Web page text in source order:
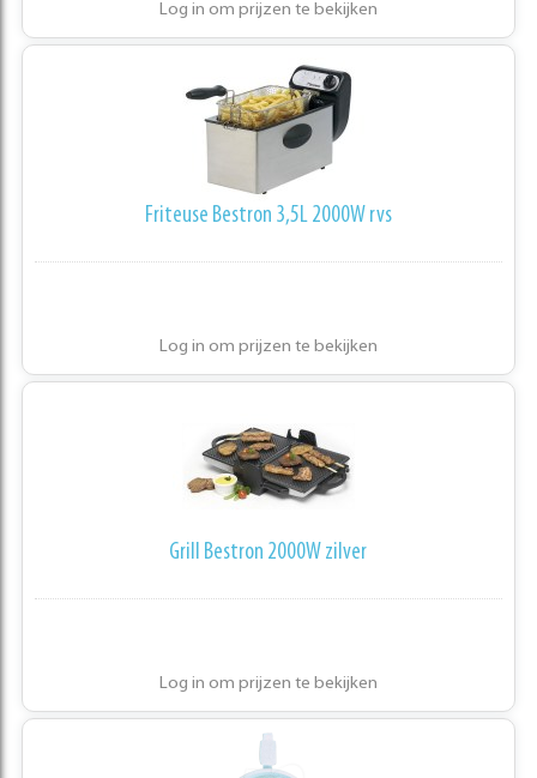
Log in om prijzen te bekijken
Friteuse Bestron 3,5L 2000W rvs
Log in om prijzen te bekijken
Grill Bestron 2000W zilver
Log in om prijzen te bekijken